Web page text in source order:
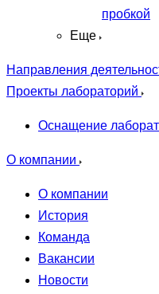
пробкой
Еще
Направления
Проекты лабораторий
Оснащение
О компании
О компании
История
Команда
Вакансии
Новости